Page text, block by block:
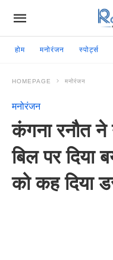
होम मनोरंजन स्पोर्ट्स
HOMEPAGE मनोरंजन
मनोरंजन
कंगना रनौत ने
बिल पर दिया
को कह दिया